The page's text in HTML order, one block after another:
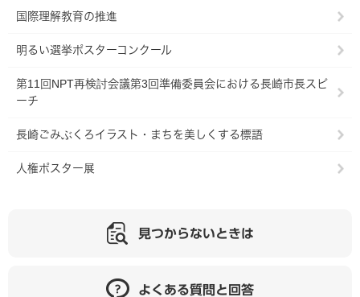
国際理解教育の推進
明るい選挙ポスターコンクール
第11回NPT再検討会議第3回準備委員会における長崎市長スピ
ーチ
長崎ごみぶくろイラスト・まちを美しくする標語
人権ポスター展
見つからないときは
よくある質問と回答